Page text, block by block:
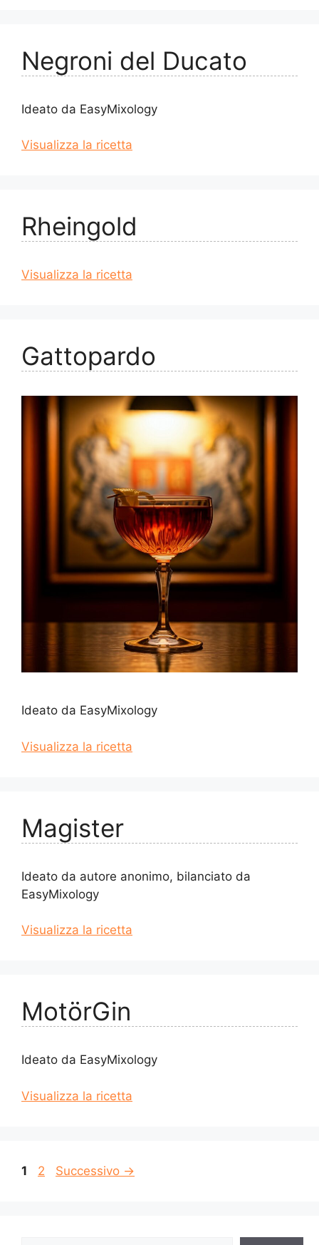
Negroni del Ducato
Ideato da EasyMixology
Visualizza la ricetta
Rheingold
Visualizza la ricetta
Gattopardo
Ideato da EasyMixology
Visualizza la ricetta
Magister
Ideato da autore anonimo, bilanciato da
EasyMixology
Visualizza la ricetta
MotörGin
Ideato da EasyMixology
Visualizza la ricetta
Pagina
1 Pagina
2 Successivo →